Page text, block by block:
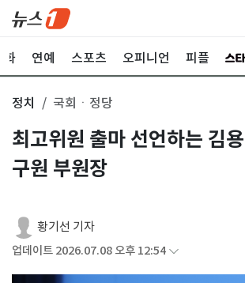
화 연예 스포츠 오피니언 피플
정치 국회ㆍ정당
최고위원 출마 선언하는 김
구원 부원장
황기선 기자
업데이트 2026.07.08 오후 12:54